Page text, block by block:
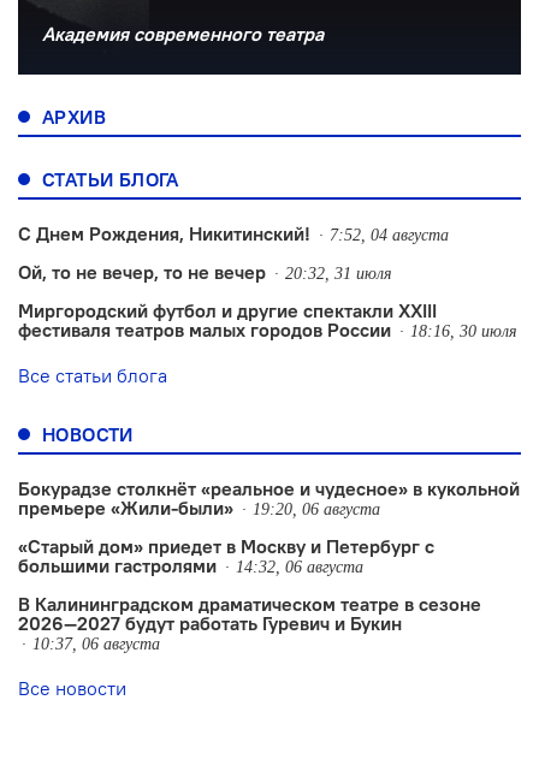
Академия современного театра
АРХИВ
СТАТЬИ БЛОГА
С Днем Рождения, Никитинский! 7:52, 04 августа
Ой, то не вечер, то не вечер 20:32, 31 июля
Миргородский футбол и другие спектакли XXIII
фестиваля театров малых городов России
18:16, 30 июля
Все статьи блога
НОВОСТИ
Бокурадзе столкнëт «реальное и чудесное» в кукольной
премьере «Жили-были»
19:20, 06 августа
«Старый дом» приедет в Москву и Петербург с
большими гастролями
14:32, 06 августа
В Калининградском драматическом театре в сезоне
2026—2027 будут работать Гуревич и Букин
10:37, 06 августа
Все новости